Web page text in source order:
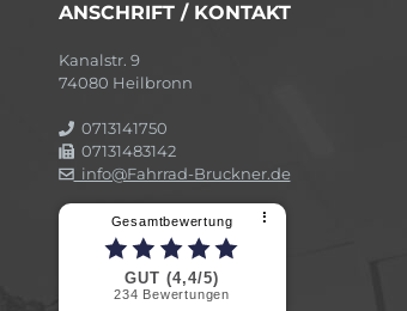
ANSCHRIFT / KONTAKT
Kanalstr. 9
74080 Heilbronn
0713141750
07131483142
info@Fahrrad-Bruckner.de
Gesamtbewertung ⠇
GUT (4,4/5)
234 Bewertungen